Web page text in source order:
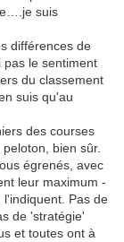
suis
différences de
pas le sentiment
du classement
suis qu'au
des courses
bien sûr.
égrenés, avec
leur maximum -
Pas de
de 'stratégie'
et toutes ont à